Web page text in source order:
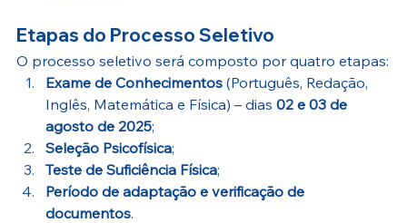
Etapas do Processo Seletivo
O processo seletivo será composto por quatro etapas:
Exame de Conhecimentos (Português, Redação,
Inglês, Matemática e Física) – dias 02 e 03 de
agosto de 2025;
Seleção Psicofísica;
Teste de Suficiência Física;
Período de adaptação e verificação de
documentos.